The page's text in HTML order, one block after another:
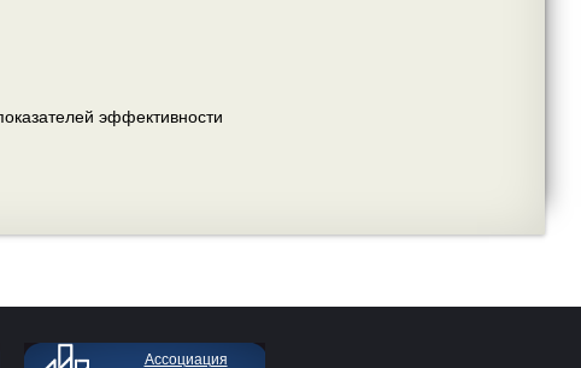
эффективности
Ассоциация